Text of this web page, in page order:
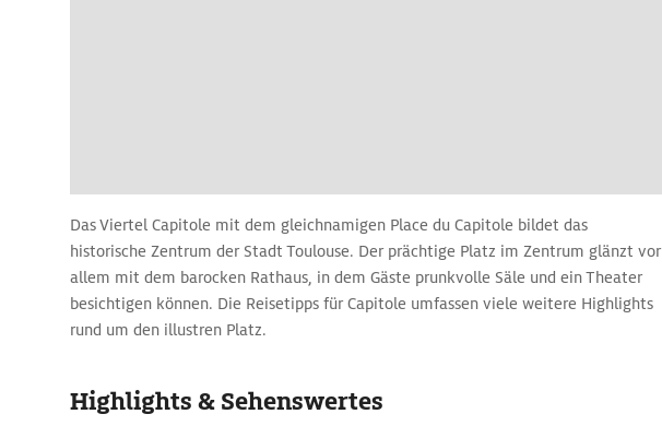
Das Viertel Capitole mit dem gleichnamigen Place du Capitole bildet das
historische Zentrum der Stadt Toulouse. Der prächtige Platz im Zentrum glänzt vor
allem mit dem barocken Rathaus, in dem Gäste prunkvolle Säle und ein Theater
besichtigen können. Die Reisetipps für Capitole umfassen viele weitere Highlights
rund um den illustren Platz.
Weltkulturerbe erleben
Highlights & Sehenswertes